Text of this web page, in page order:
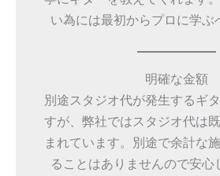
い為には最初からプロに学ぶ
明確な金額
別途スタジオ代が発生するギ
すが、弊社ではスタジオ代は
まれています。別途で余計な
ることはありませんので安心